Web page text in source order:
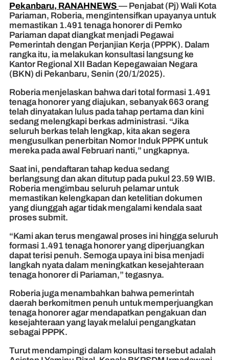
Pekanbaru, RANAHNEWS — Penjabat (Pj) Wali Kota
Pariaman, Roberia, mengintensifkan upayanya untuk
memastikan 1.491 tenaga honorer di Pemko
Pariaman dapat diangkat menjadi Pegawai
Pemerintah dengan Perjanjian Kerja (PPPK). Dalam
rangka itu, ia melakukan konsultasi langsung ke
Kantor Regional XII Badan Kepegawaian Negara
(BKN) di Pekanbaru, Senin (20/1/2025).
Roberia menjelaskan bahwa dari total formasi 1.491
tenaga honorer yang diajukan, sebanyak 663 orang
telah dinyatakan lulus pada tahap pertama dan kini
sedang melengkapi berkas administrasi. “Jika
seluruh berkas telah lengkap, kita akan segera
mengusulkan penerbitan Nomor Induk PPPK untuk
mereka pada awal Februari nanti,” ungkapnya.
Saat ini, pendaftaran tahap kedua sedang
berlangsung dan akan ditutup pada pukul 23.59 WIB.
Roberia mengimbau seluruh pelamar untuk
memastikan kelengkapan dan ketelitian dokumen
yang diunggah agar tidak mengalami kendala saat
proses submit.
“Kami akan terus mengawal proses ini hingga seluruh
formasi 1.491 tenaga honorer yang diperjuangkan
dapat terisi penuh. Semoga upaya ini bisa menjadi
langkah nyata dalam meningkatkan kesejahteraan
tenaga honorer di Pariaman,” tegasnya.
Roberia juga menambahkan bahwa pemerintah
daerah berkomitmen penuh untuk memperjuangkan
tenaga honorer agar mendapatkan pengakuan dan
kesejahteraan yang layak melalui pengangkatan
sebagai PPPK.
Turut mendampingi dalam konsultasi tersebut adalah